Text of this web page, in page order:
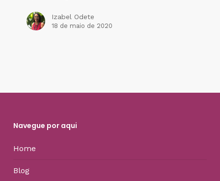
Izabel Odete
18 de maio de 2020
Navegue por aqui
Home
Blog